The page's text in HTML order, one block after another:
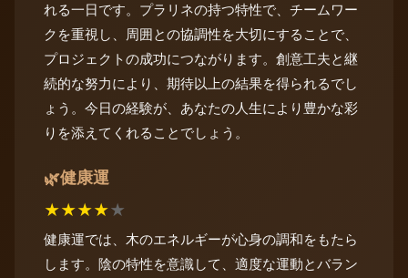
れる一日です。プラリネの持つ特性で、チームワー
クを重視し、周囲との協調性を大切にすることで、
プロジェクトの成功につながります。創意工夫と継
続的な努力により、期待以上の結果を得られるでし
ょう。今日の経験が、あなたの人生により豊かな彩
りを添えてくれることでしょう。
🌿健康運
★★★★★
健康運では、木のエネルギーが心身の調和をもたら
します。陰の特性を意識して、適度な運動とバラン